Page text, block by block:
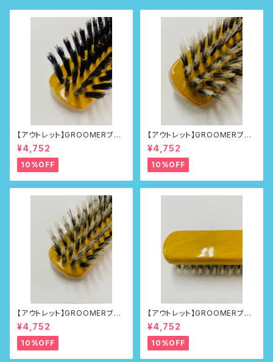
【アウトレット】GROOMERブラ
シNo.215
¥4,752
10%OFF
【アウトレット】GROOMERブラ
シNo.218
¥4,752
10%OFF
【アウトレット】GROOMERブラ
シNo.218
¥4,752
10%OFF
【アウトレット】GROOMERブラ
シNo.218
¥4,752
10%OFF